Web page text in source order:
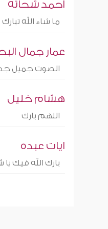
احمد شحاته
ما شاء الله تبارك
عمار جمال
الصوت جميل
هشام خليل
اللهم بارك
ايات عبده
بارك الله فيك يا